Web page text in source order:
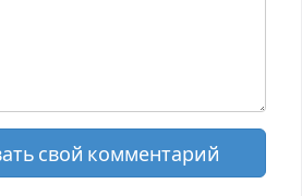
свой комментарий